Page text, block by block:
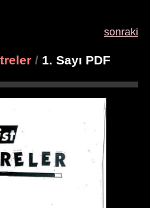
sonraki
/1. Sayı PDF